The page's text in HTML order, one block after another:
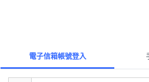
電子信箱帳號登入